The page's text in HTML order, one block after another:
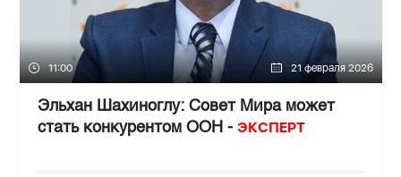
11:00 21 февраля 2026
Эльхан Шахиноглу: Совет Мира может
стать конкурентом ООН - ЭКСПЕРТ